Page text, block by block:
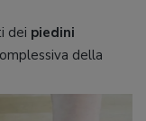
dei piedini
della